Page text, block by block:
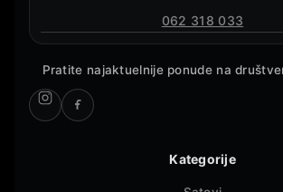
062 318 033
Pratite najaktuelnije ponude na
Kategorije